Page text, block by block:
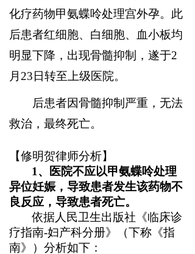
化疗药物甲氨蝶呤处理宫外孕。此
后患者红细胞、白细胞、血小板均
明显下降，出现骨髓抑制，遂于2
月23日转至上级医院。
后患者因骨髓抑制严重，无法
救治，最终死亡。
【修明贺律师分析】
1 、医院不应以甲氨蝶呤处理
异位妊娠，导致患者发生该药物不
良反应，导致患者死亡。
依据人民卫生出版社《临床诊
疗指南-妇产科分册》（下称《指
南》）分析如下：